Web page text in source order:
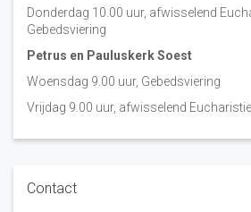
Donderdag 10.00 uur, afwisselend
Gebedsviering
Petrus en Pauluskerk Soest
Woensdag 9.00 uur, Gebedsviering
Vrijdag 9.00 uur, afwisselend
Contact